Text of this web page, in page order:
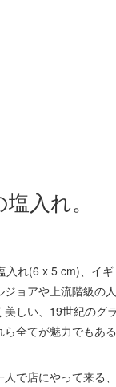
入れ。
入れ(6 x 5 cm)、イ
ジョアや上流階級の
美しい、19世紀のグ
全てが魅力でもあ
で店にやって来る